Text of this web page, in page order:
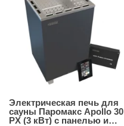
Электрическая печь для
сауны Паромакс Apollo 30
PX (3 кВт) с панелью и